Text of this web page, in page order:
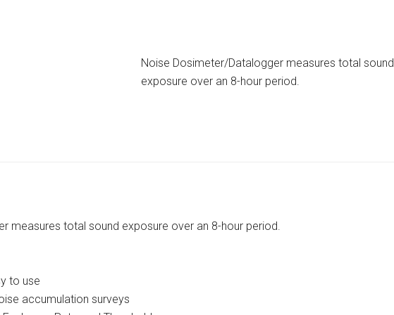
Noise Dosimeter/Datalogger measures total sound
exposure over an 8-hour period.
measures total sound exposure over an 8-hour period.
to use
accumulation surveys